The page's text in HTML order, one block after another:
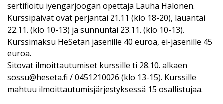
sertifioitu iyengarjoogan opettaja Lauha Halonen.
Kurssipäivät ovat perjantai 21.11 (klo 18-20), lauantai
22.11. (klo 10-13) ja sunnuntai 23.11. (klo 10-13).
Kurssimaksu HeSetan jäsenille 40 euroa, ei-jäsenille 45
euroa.
Sitovat ilmoittautumiset kurssille ti 28.10. alkaen
sossu@heseta.fi / 0451210026 (klo 13-15). Kurssille
mahtuu ilmoittautumisjärjestyksessä 15 osallistujaa.